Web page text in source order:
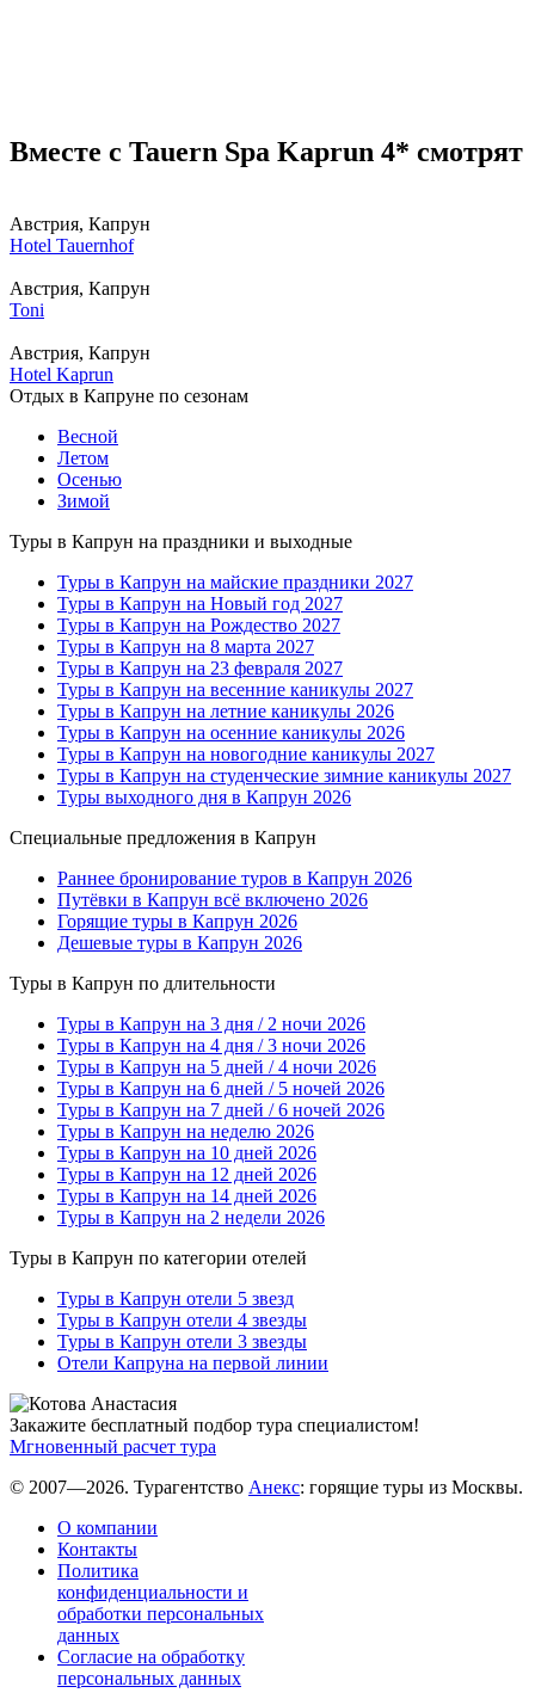
Вместе с Tauern Spa Kaprun 4* смотрят
Австрия, Капрун
Hotel Tauernhof
Австрия, Капрун
Toni
Австрия, Капрун
Hotel Kaprun
Отдых в Капруне по сезонам
Весной
Летом
Осенью
Зимой
Туры в Капрун на праздники и выходные
Туры в Капрун на майские праздники 2027
Туры в Капрун на Новый год 2027
Туры в Капрун на Рождество 2027
Туры в Капрун на 8 марта 2027
Туры в Капрун на 23 февраля 2027
Туры в Капрун на весенние каникулы 2027
Туры в Капрун на летние каникулы 2026
Туры в Капрун на осенние каникулы 2026
Туры в Капрун на новогодние каникулы 2027
Туры в Капрун на студенческие зимние каникулы 2027
Туры выходного дня в Капрун 2026
Специальные предложения в Капрун
Раннее бронирование туров в Капрун 2026
Путёвки в Капрун всё включено 2026
Горящие туры в Капрун 2026
Дешевые туры в Капрун 2026
Туры в Капрун по длительности
Туры в Капрун на 3 дня / 2 ночи 2026
Туры в Капрун на 4 дня / 3 ночи 2026
Туры в Капрун на 5 дней / 4 ночи 2026
Туры в Капрун на 6 дней / 5 ночей 2026
Туры в Капрун на 7 дней / 6 ночей 2026
Туры в Капрун на неделю 2026
Туры в Капрун на 10 дней 2026
Туры в Капрун на 12 дней 2026
Туры в Капрун на 14 дней 2026
Туры в Капрун на 2 недели 2026
Туры в Капрун по категории отелей
Туры в Капрун отели 5 звезд
Туры в Капрун отели 4 звезды
Туры в Капрун отели 3 звезды
Отели Капруна на первой линии
Закажите бесплатный подбор тура специалистом!
Мгновенный расчет тура
© 2007—2026. Турагентство Анекс: горящие туры из Москвы.
О компании
Контакты
Политика
конфиденциальности и
обработки персональных
данных
Согласие на обработку
персональных данных